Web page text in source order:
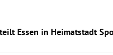
Essen in Heimatstadt